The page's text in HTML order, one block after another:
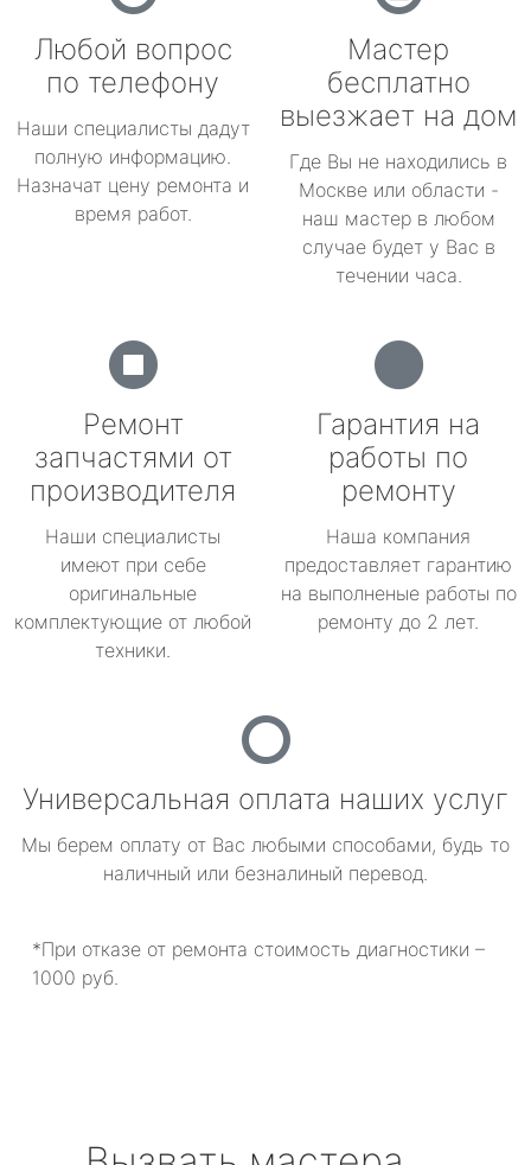
Любой вопрос
по телефону
Наши специалисты дадут
полную информацию.
Назначат цену ремонта и
время работ.
Мастер
бесплатно
выезжает на дом
Где Вы не находились в
Москве или области -
наш мастер в любом
случае будет у Вас в
течении часа.
Ремонт
запчастями от
производителя
Наши специалисты
имеют при себе
оригинальные
комплектующие от любой
техники.
Гарантия на
работы по
ремонту
Наша компания
предоставляет гарантию
на выполненые работы по
ремонту до 2 лет.
Универсальная оплата наших услуг
Мы берем оплату от Вас любыми способами, будь то
наличный или безналиный перевод.
*При отказе от ремонта стоимость диагностики –
1000 руб.